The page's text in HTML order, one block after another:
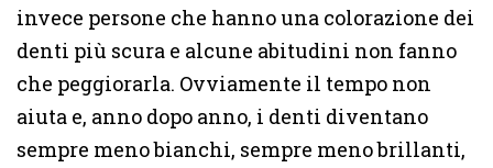
invece persone che hanno una colorazione dei
denti più scura e alcune abitudini non fanno
che peggiorarla. Ovviamente il tempo non
aiuta e, anno dopo anno, i denti diventano
sempre meno bianchi, sempre meno brillanti,